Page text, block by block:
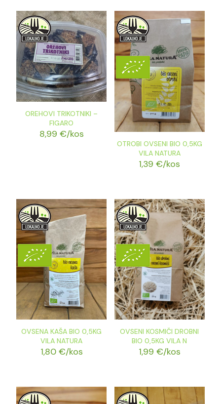
OREHOVI TRIKOTNIKI –
FIGARO
8,99 €/kos
OTROBI OVSENI BIO 0,5KG
VILA NATURA
1,39€/kos
OVSENA KAŠA BIO 0,5KG
VILA NATURA
1,80 €/kos
OVSENI KOSMIČI DROBNI
BIO 0,5KG VILA N
1,99 €/kos